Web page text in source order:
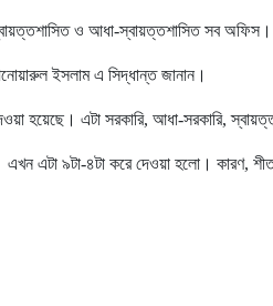
ও আধা-স্বায়ত্তশাসিত সব
ইসলাম এ সিদ্ধান্ত জানান।
হয়েছে। এটা সরকারি, আধা-সরকারি,
এটা ৯টা-৪টা করে দেওয়া হলো। কারণ,